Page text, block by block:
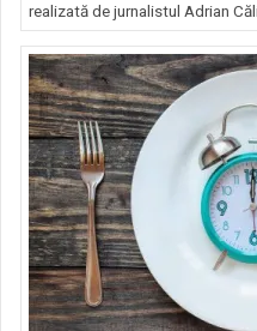
realizată de jurnalistul Adrian